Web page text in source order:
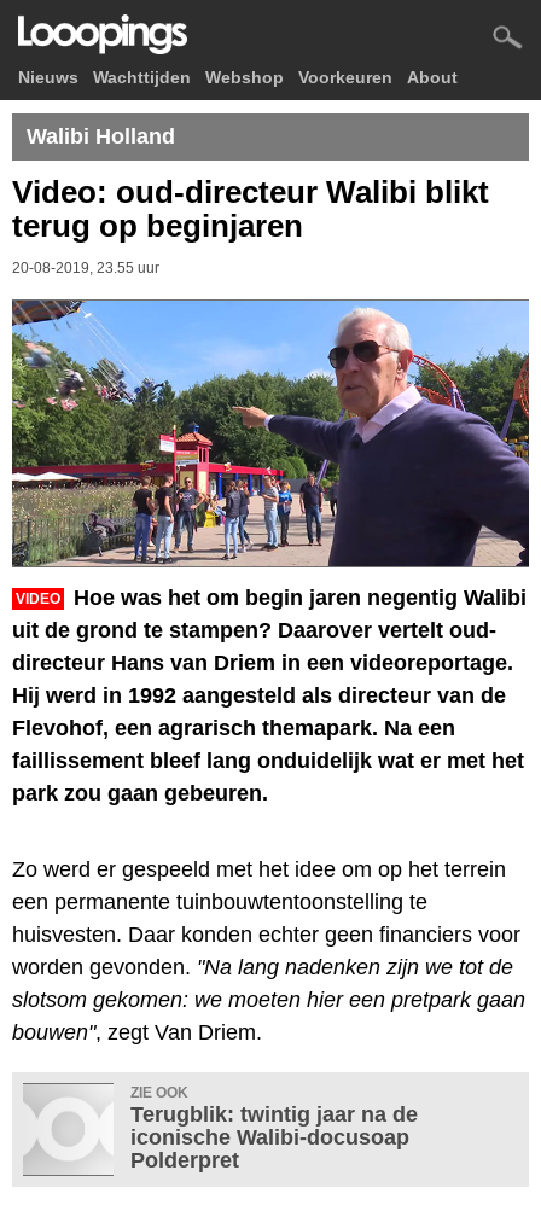
Nieuws Wachttijden Webshop Voorkeuren About
Walibi Holland
Video: oud-directeur Walibi blikt
terug op beginjaren
20-08-2019, 23.55 uur
VIDEO
Hoe was het om begin jaren negentig Walibi
uit de grond te stampen? Daarover vertelt oud-
directeur Hans van Driem in een videoreportage.
Hij werd in 1992 aangesteld als directeur van de
Flevohof, een agrarisch themapark. Na een
faillissement bleef lang onduidelijk wat er met het
park zou gaan gebeuren.
Zo werd er gespeeld met het idee om op het terrein
een permanente tuinbouwtentoonstelling te
huisvesten. Daar konden echter geen financiers voor
worden gevonden. "Na lang nadenken zijn we tot de
slotsom gekomen: we moeten hier een pretpark gaan
bouwen", zegt Van Driem.
ZIE OOK
Terugblik: twintig jaar na de
iconische Walibi-docusoap
Polderpret